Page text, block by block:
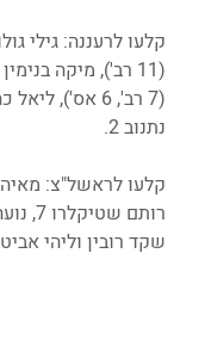
נתנוב 2.
שקד רובין וליהי אביטבול